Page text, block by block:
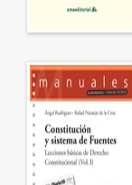
Colecciones
Fuera de colección
Institucional